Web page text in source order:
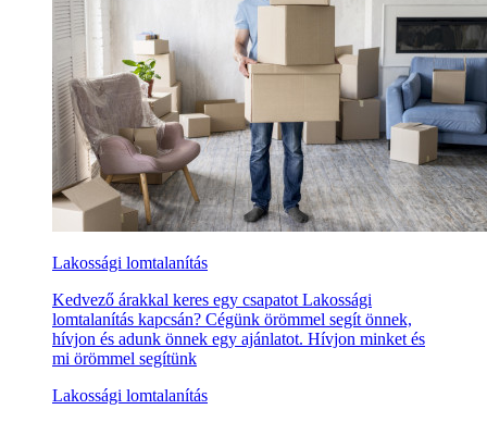
Lakossági lomtalanítás
Kedvező árakkal keres egy csapatot Lakossági
lomtalanítás kapcsán? Cégünk örömmel segít önnek,
hívjon és adunk önnek egy ajánlatot. Hívjon minket és
mi örömmel segítünk
Lakossági lomtalanítás